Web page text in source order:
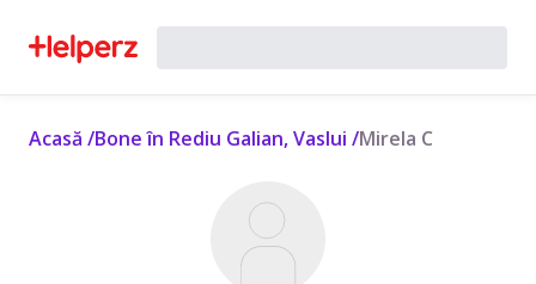
Acasă /Bone în Rediu Galian, Vaslui /Mirela C